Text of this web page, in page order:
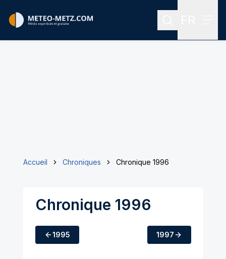
Rechercher
Accueil Chroniques Chronique 1996
Chronique 1996
1995 1997